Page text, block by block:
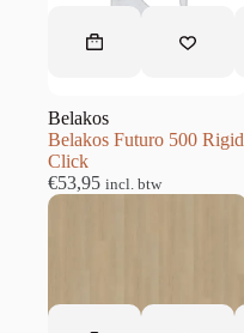
Belakos
Belakos Futuro 500 Rigid
Click
€53,95 incl. btw